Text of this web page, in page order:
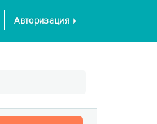
Авторизация